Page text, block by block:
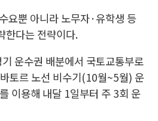
요뿐 아니라 노무자·유학생 등
한다는 전략이다.
운수권 배분에서 국토교통부로
토르 노선 비수기(10월~5월) 운
이용해 내달 1일부터 주 3회 운